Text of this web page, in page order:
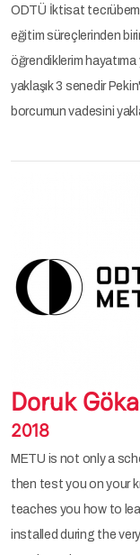
ODTÜ İktisat
eğitim süreçlerinden
öğrendiklerim hayatıma
yaklaşık 3 senedir
borcumun vadesini
Doruk
2018
METU is not only a
then test you on your
teaches you how to
installed during the